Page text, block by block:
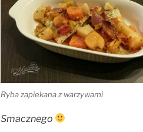
Ryba zapiekana z warzywami
Smacznego